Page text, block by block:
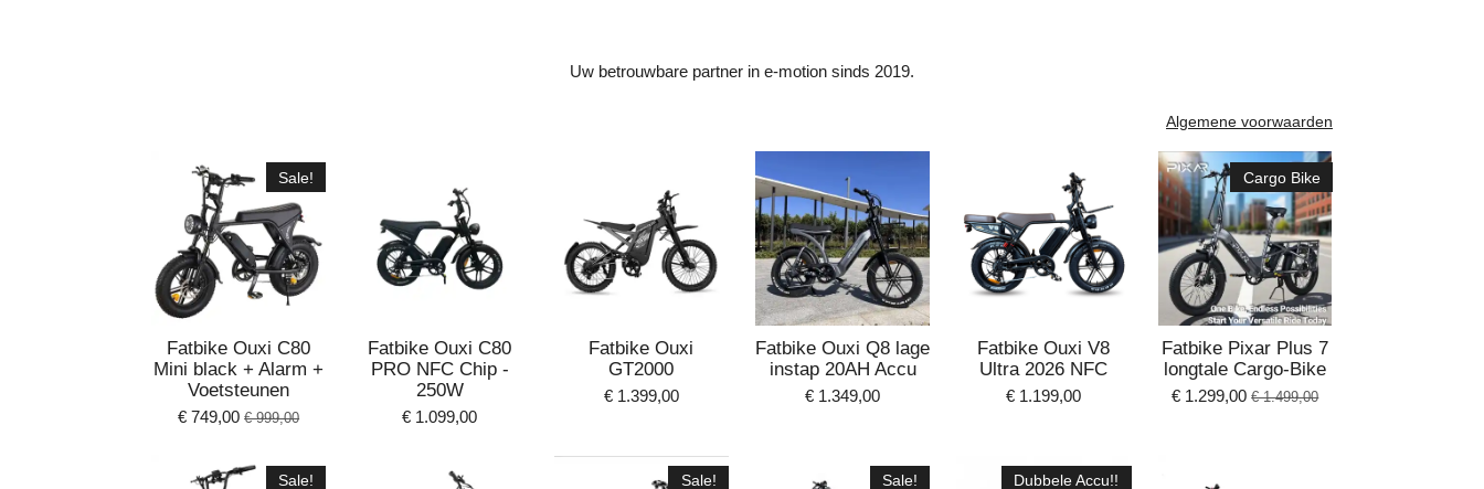
Uw betrouwbare partner in e-motion sinds 2019.
Algemene voorwaarden
Sale!
Fatbike Ouxi C80
Mini black + Alarm +
Voetsteunen
€ 749,00 € 999,00
Fatbike Ouxi C80
PRO NFC Chip -
250W
€ 1.099,00
Fatbike Ouxi
GT2000
€ 1.399,00
Fatbike Ouxi Q8 lage
instap 20AH Accu
€ 1.349,00
Fatbike Ouxi V8
Ultra 2026 NFC
€ 1.199,00
Cargo Bike
Fatbike Pixar Plus 7
longtale Cargo-Bike
€ 1.299,00 € 1.499,00
Sale! Sale! Sale! Dubbele Accu!!